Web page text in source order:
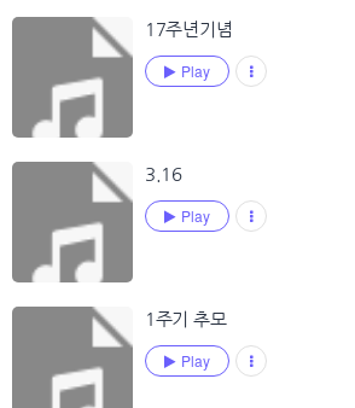
17주년기념
Play
3.16
Play
1주기 추모
Play